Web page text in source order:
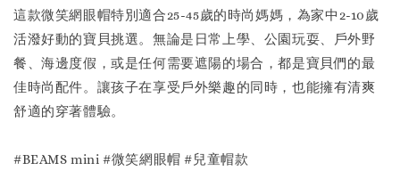
這款微笑網眼帽特別適合25-45歲的時尚媽媽，為家中2-10歲
活潑好動的寶貝挑選。無論是日常上學、公園玩耍、戶外野
餐、海邊度假，或是任何需要遮陽的場合，都是寶貝們的最
佳時尚配件。讓孩子在享受戶外樂趣的同時，也能擁有清爽
舒適的穿著體驗。
#BEAMS mini #微笑網眼帽 #兒童帽款